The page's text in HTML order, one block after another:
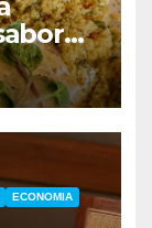
ECONOMIA